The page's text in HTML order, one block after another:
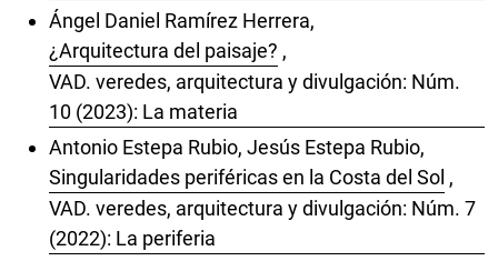
Ángel Daniel Ramírez Herrera,
¿Arquitectura del paisaje? ,
VAD. veredes, arquitectura y divulgación: Núm.
10 (2023): La materia
Antonio Estepa Rubio, Jesús Estepa Rubio,
Singularidades periféricas en la Costa del Sol ,
VAD. veredes, arquitectura y divulgación: Núm. 7
(2022): La periferia